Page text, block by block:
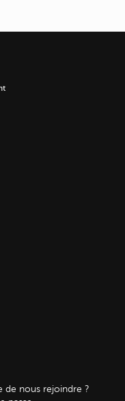
de nous rejoindre ?